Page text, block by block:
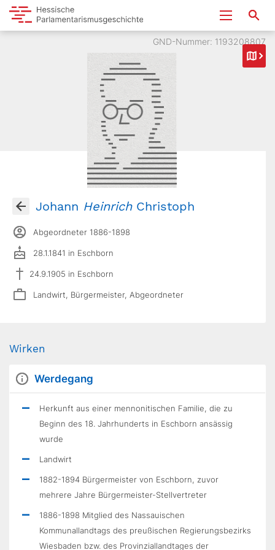
GND-Nummer: 1193208807
Johann HeinrichChristoph
Abgeordneter 1886-1898
28.1.1841 in Eschborn
24.9.1905 in Eschborn
Landwirt, Bürgermeister, Abgeordneter
Wirken
Werdegang
Herkunft aus einer mennonitischen Familie, die zu
Beginn des 18. Jahrhunderts in Eschborn ansässig
wurde
Landwirt
1882-1894 Bürgermeister von Eschborn, zuvor
mehrere Jahre Bürgermeister-Stellvertreter
1886-1898 Mitglied des Nassauischen
Kommunallandtags des preußischen Regierungsbezirks
Wiesbaden bzw. des Provinziallandtages der